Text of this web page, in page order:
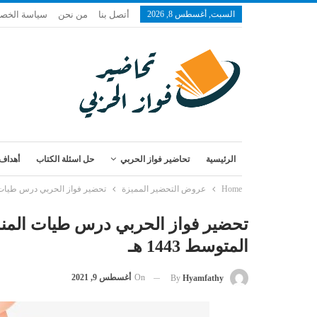
السبت, أغسطس 8, 2026 أتصل بنا من نحن سياسة
الرئيسية تحاضير فواز الحربي حل اسئلة الكتاب
Home عروض التحضير المميزة تحضير فواز الحربي درس طيات
تحضير فواز الحربي درس طيات
المتوسط 1443 هـ
By Hyamfathy
On أغسطس 9, 2021